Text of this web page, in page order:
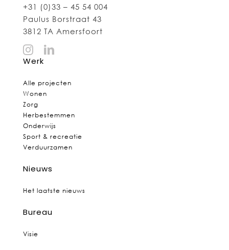
+31 (0)33 – 45 54 004
Paulus Borstraat 43
3812 TA Amersfoort
Werk
Alle projecten
Wonen
Zorg
Herbestemmen
Onderwijs
Sport & recreatie
Verduurzamen
Nieuws
Het laatste nieuws
Bureau
Visie